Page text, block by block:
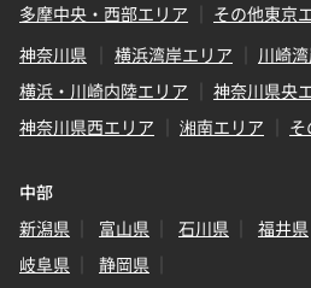
多摩中央・西部エリア
その他東京
神奈川県
横浜湾岸エリア
川崎
横浜・川崎内陸エリア
神奈川県央
神奈川県西エリア
湘南エリア
中部
新潟県
富山県 石川県 福井県
岐阜県
静岡県